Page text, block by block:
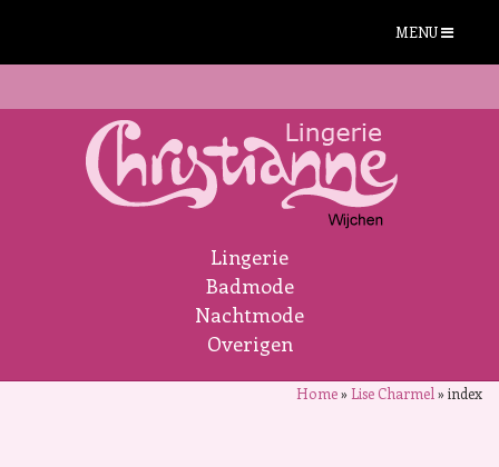
MENU
Lingerie
Badmode
Nachtmode
Overigen
Home»Lise Charmel »index